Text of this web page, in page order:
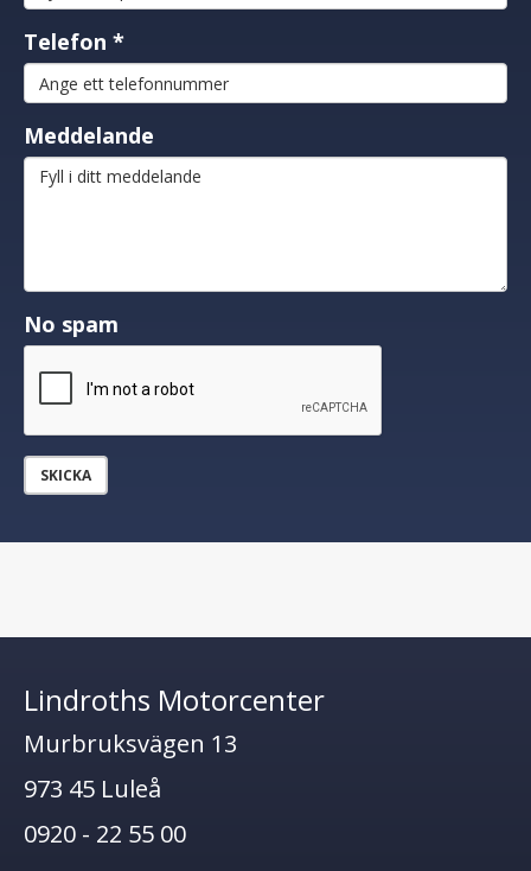
Telefon *
Meddelande
No spam
SKICKA
Lindroths Motorcenter
Murbruksvägen 13
973 45 Luleå
0920 - 22 55 00